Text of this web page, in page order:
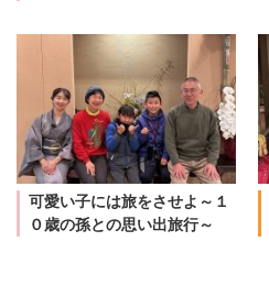
可愛い子には旅をさせよ～１
０歳の孫との思い出旅行～